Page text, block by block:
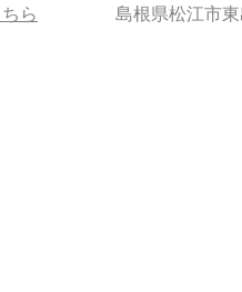
ら 島根県松江市